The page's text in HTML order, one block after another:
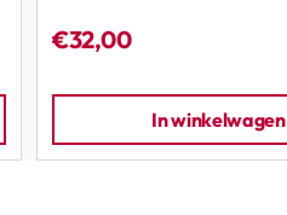
€32,00
In winkelwagen